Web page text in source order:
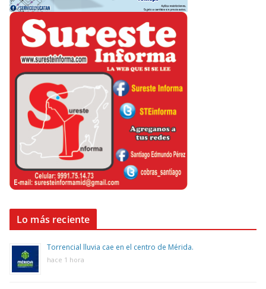
Lo más reciente
Torrencial lluvia cae en el centro de Mérida.
hace 1 hora